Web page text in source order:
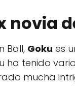
novia
Ball, Goku es
ha tenido
mucha